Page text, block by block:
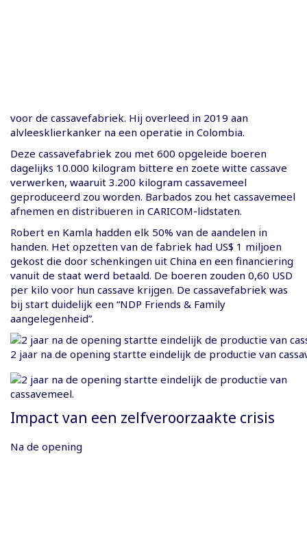
voor de cassavefabriek. Hij overleed in 2019 aan
alvleesklierkanker na een operatie in Colombia.
Deze cassavefabriek zou met 600 opgeleide boeren
dagelijks 10.000 kilogram bittere en zoete witte cassave
verwerken, waaruit 3.200 kilogram cassavemeel
geproduceerd zou worden. Barbados zou het cassavemeel
afnemen en distribueren in CARICOM-lidstaten.
Robert en Kamla hadden elk 50% van de aandelen in
handen. Het opzetten van de fabriek had US$ 1 miljoen
gekost die door schenkingen uit China en een financiering
vanuit de staat werd betaald. De boeren zouden 0,60 USD
per kilo voor hun cassave krijgen. De cassavefabriek was
bij start duidelijk een “NDP Friends & Family
aangelegenheid”.
2 jaar na de opening startte eindelijk de productie van
Impact van een zelfveroorzaakte crisis
Na de opening